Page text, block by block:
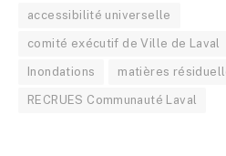
accessibilité universelle
comité exécutif de Ville de Laval
Inondations matières
RECRUES Communauté Laval